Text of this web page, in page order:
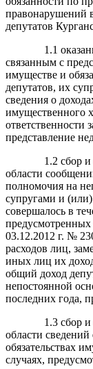
правонарушений
депутатов
1.1
связанным с
имуществе и
депутатов, их
сведения о
имущественного
ответственности
представление
1.2 сбор
области
полномочия на
супругами и
совершалось в
предусмотренных
03.12.2012 г. №
расходов лиц,
иных лиц их
общий доход
непостоянной
последних года,
1.3 сбор
области
обязательствах
случаях,